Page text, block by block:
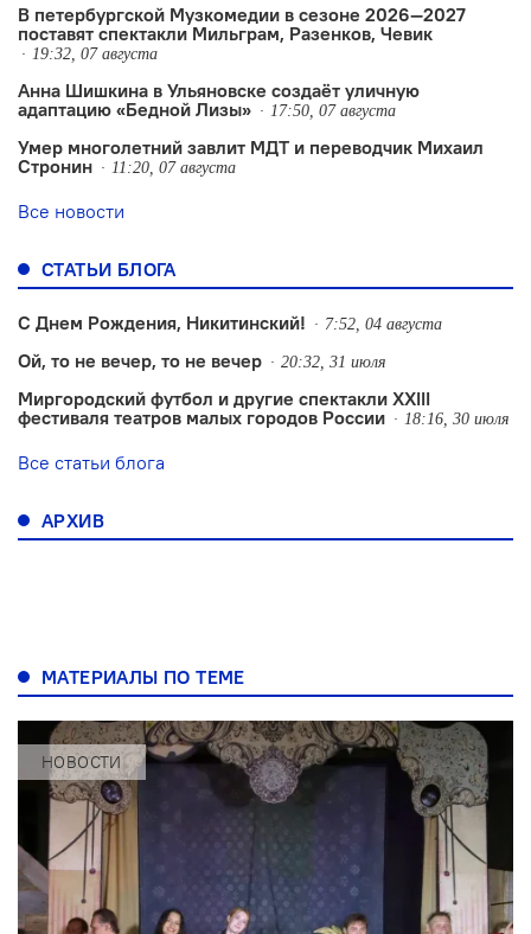
В петербургской Музкомедии в сезоне 2026—2027
поставят спектакли Мильграм, Разенков, Чевик
19:32, 07 августа
Анна Шишкина в Ульяновске создаëт уличную
адаптацию «Бедной Лизы»
17:50, 07 августа
Умер многолетний завлит МДТ и переводчик Михаил
Стронин
11:20, 07 августа
Все новости
СТАТЬИ БЛОГА
С Днем Рождения, Никитинский! 7:52, 04 августа
Ой, то не вечер, то не вечер 20:32, 31 июля
Миргородский футбол и другие спектакли XXIII
фестиваля театров малых городов России
18:16, 30 июля
Все статьи блога
АРХИВ
МАТЕРИАЛЫ ПО ТЕМЕ
НОВОСТИ